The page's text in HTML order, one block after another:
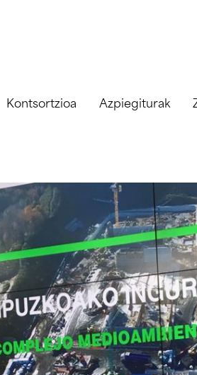
Kontsortzioa Azpiegiturak